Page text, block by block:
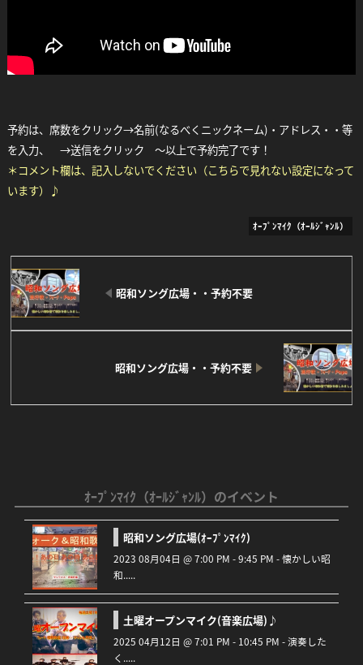
予約は、席数をクリック→名前(なるべくニックネーム)・アドレス・・等
を入力、 →送信をクリック ～以上で予約完了です！
＊コメント欄は、記入しないでください（こちらで見れない設定になって
います）♪
ｵｰﾌﾟﾝﾏｲｸ（ｵｰﾙｼﾞｬﾝﾙ）
昭和ソング広場・・予約不要
昭和ソング広場・・予約不要
ｵｰﾌﾟﾝﾏｲｸ（ｵｰﾙｼﾞｬﾝﾙ）のイベント
昭和ソング広場(ｵｰﾌﾟﾝﾏｲｸ)
2023 08月04日 @ 7:00 PM - 9:45 PM - 懐かしい昭
和.....
土曜オープンマイク(音楽広場)♪
2025 04月12日 @ 7:01 PM - 10:45 PM - 演奏した
く.....